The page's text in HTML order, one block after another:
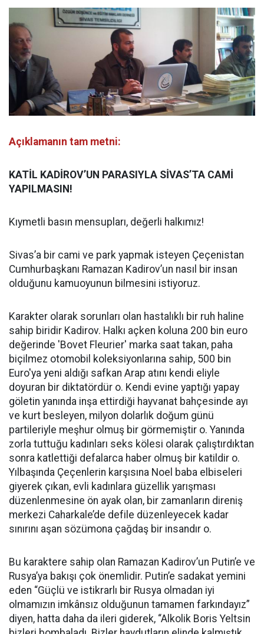
Açıklamanın tam metni:
KATİL KADİROV’UN PARASIYLA SİVAS’TA CAMİ
YAPILMASIN!
Kıymetli basın mensupları, değerli halkımız!
Sivas’a bir cami ve park yapmak isteyen Çeçenistan
Cumhurbaşkanı Ramazan Kadirov’un nasıl bir insan
olduğunu kamuoyunun bilmesini istiyoruz.
Karakter olarak sorunları olan hastalıklı bir ruh haline
sahip biridir Kadirov. Halkı açken koluna 200 bin euro
değerinde 'Bovet Fleurier' marka saat takan, paha
biçilmez otomobil koleksiyonlarına sahip, 500 bin
Euro'ya yeni aldığı safkan Arap atını kendi eliyle
doyuran bir diktatördür o. Kendi evine yaptığı yapay
göletin yanında inşa ettirdiği hayvanat bahçesinde ayı
ve kurt besleyen, milyon dolarlık doğum günü
partileriyle meşhur olmuş bir görmemiştir o. Yanında
zorla tuttuğu kadınları seks kölesi olarak çalıştırdıktan
sonra katlettiği defalarca haber olmuş bir katildir o.
Yılbaşında Çeçenlerin karşısına Noel baba elbiseleri
giyerek çıkan, evli kadınlara güzellik yarışması
düzenlenmesine ön ayak olan, bir zamanların direniş
merkezi Caharkale’de defile düzenleyecek kadar
sınırını aşan sözümona çağdaş bir insandır o.
Bu karaktere sahip olan Ramazan Kadirov’un Putin’e ve
Rusya’ya bakışı çok önemlidir. Putin’e sadakat yemini
eden “Güçlü ve istikrarlı bir Rusya olmadan iyi
olmamızın imkânsız olduğunun tamamen farkındayız”
diyen, hatta daha da ileri giderek, “Alkolik Boris Yeltsin